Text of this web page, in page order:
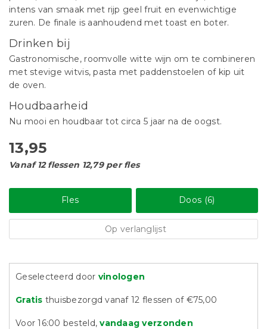
intens van smaak met rijp geel fruit en evenwichtige
zuren. De finale is aanhoudend met toast en boter.
Drinken bij
Gastronomische, roomvolle witte wijn om te combineren
met stevige witvis, pasta met paddenstoelen of kip uit
de oven.
Houdbaarheid
Nu mooi en houdbaar tot circa 5 jaar na de oogst.
13,95
Vanaf 12 flessen 12,79 per fles
Fles Doos (6)
Op verlanglijst
Geselecteerd door vinologen
Gratis thuisbezorgd vanaf 12 flessen of €75,00
Voor 16:00 besteld,vandaag verzonden